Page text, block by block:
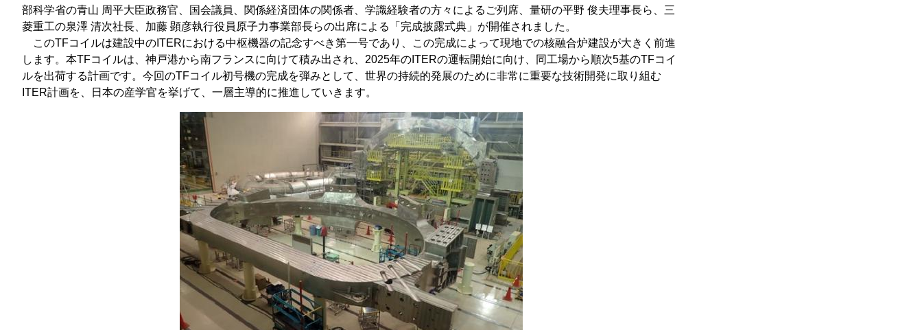
部科学省の青山 周平大臣政務官、国会議員、関係経済団体の関係者、学識経験者の方々によるご列席、量研の平野 俊夫理事長ら、三
菱重工の泉澤 清次社長、加藤 顕彦執行役員原子力事業部長らの出席による「完成披露式典」が開催されました。
このTFコイルは建設中のITERにおける中枢機器の記念すべき第一号であり、この完成によって現地での核融合炉建設が大きく前進
します。本TFコイルは、神戸港から南フランスに向けて積み出され、2025年のITERの運転開始に向け、同工場から順次5基のTFコイ
ルを出荷する計画です。今回のTFコイル初号機の完成を弾みとして、世界の持続的発展のために非常に重要な技術開発に取り組む
ITER計画を、日本の産学官を挙げて、一層主導的に推進していきます。